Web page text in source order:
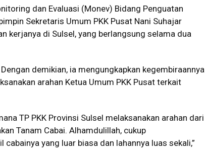
dan Evaluasi (Monev) Bidang Penguatan
Sekretaris Umum PKK Pusat Nani Suhajar
kerjanya di Sulsel, yang berlangsung selama dua
demikian, ia mengungkapkan kegembiraannya
arahan Ketua Umum PKK Pusat terkait
TP PKK Provinsi Sulsel melaksanakan arahan dari
Tanam Cabai. Alhamdulillah, cukup
yang luar biasa dan lahannya luas sekali,”